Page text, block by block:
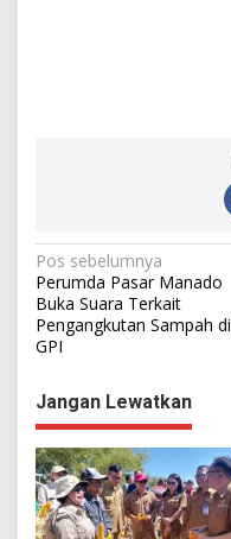
N
a
v
g
a
s
i
Pos sebelumnya
Perumda Pasar Manado
Buka Suara Terkait
Pengangkutan Sampah di
GPI
Jangan Lewatkan